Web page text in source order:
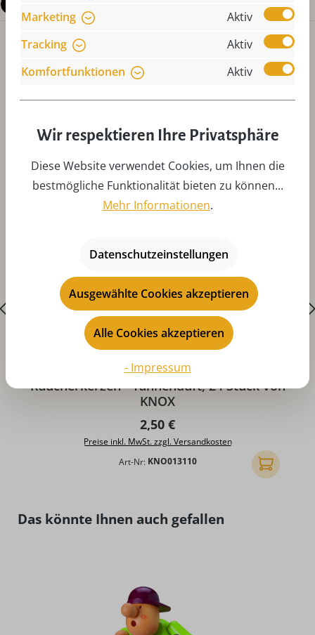
Produktgalerie überspringen
Zubehör
Durchschnittliche Bewertung von 5 von 5 Sternen
Räucherkerzen - Tannenduft, 24 Stück von
KNOX
Regulärer Preis:
2,50 €
Preise inkl. MwSt. zzgl. Versandkosten
Art-Nr: KNO013110 In den
Produktgalerie überspringen
Das könnte Ihnen auch gefallen
Marketing
Aktiv
Tracking
Aktiv
Komfortfunktionen
Aktiv
Wir respektieren Ihre Privatsphäre
Diese Website verwendet Cookies, um Ihnen die
bestmögliche Funktionalität bieten zu können...
Mehr Informationen.
Datenschutzeinstellungen
Ausgewählte Cookies akzeptieren
Alle Cookies akzeptieren
- Impressum